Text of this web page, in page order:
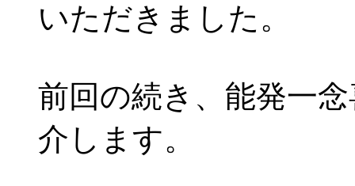
いただきました。
前回の続き、能発一
介します。